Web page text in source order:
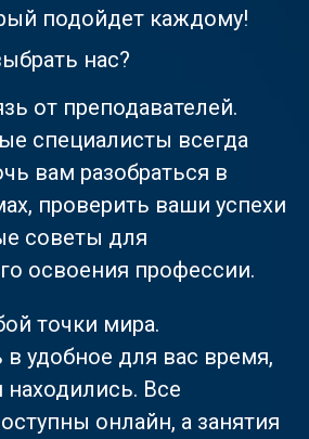
подойдет каждому!
нас?
от преподавателей.
специалисты всегда
вам разобраться в
проверить ваши успехи
советы для
освоения профессии.
точки мира.
в удобное для вас время,
Все
онлайн, а занятия